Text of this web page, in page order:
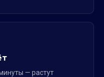
— растут